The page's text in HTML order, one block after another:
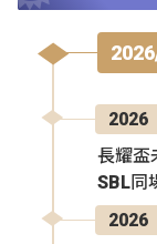
2026
長耀盃
SBL同
2026